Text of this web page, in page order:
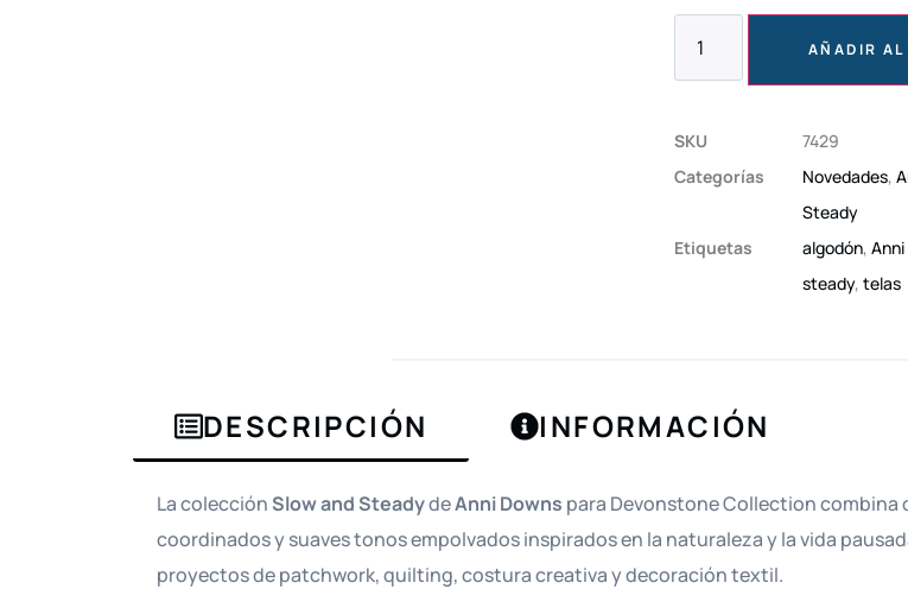
AÑADIR
SKU
7429
Categorías
Novedades,
Steady
Etiquetas
algodón,
steady, telas
DESCRIPCIÓN INFORMACIÓN
La colección Slow and SteadydeAnni Downs para Devonstone Collection
coordinados y suaves tonos empolvados inspirados en la naturaleza y la vida
proyectos de patchwork, quilting, costura creativa y decoración textil.